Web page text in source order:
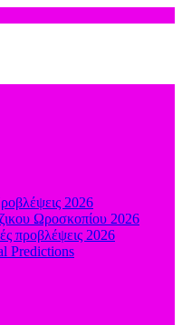
2026
Ωροσκοπίου 2026
προβλέψεις 2026
Predictions